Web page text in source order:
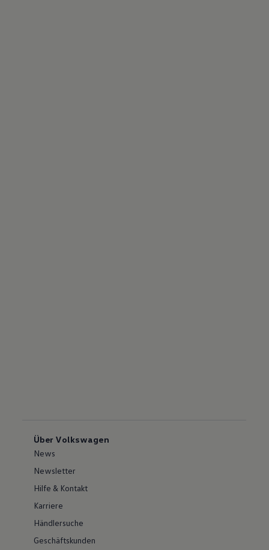
Über Volkswagen
News
Newsletter
Hilfe & Kontakt
Karriere
Händlersuche
Geschäftskunden